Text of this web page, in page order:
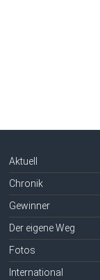
Aktuell
Chronik
Gewinner
Der eigene Weg
Fotos
International